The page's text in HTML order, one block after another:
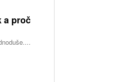
a proč